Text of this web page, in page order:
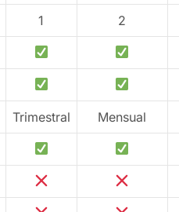
1 2
Trimestral Mensual